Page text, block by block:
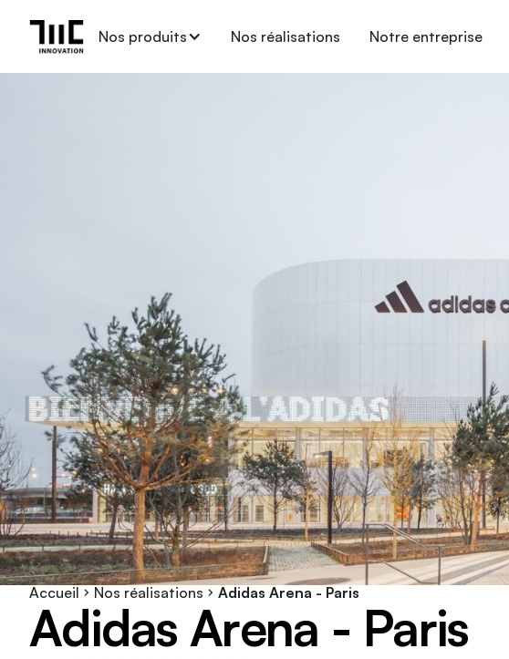
Nos produits Nos réalisations Notre entreprise
Accueil Nos réalisations Adidas Arena - Paris
Adidas Arena - Paris